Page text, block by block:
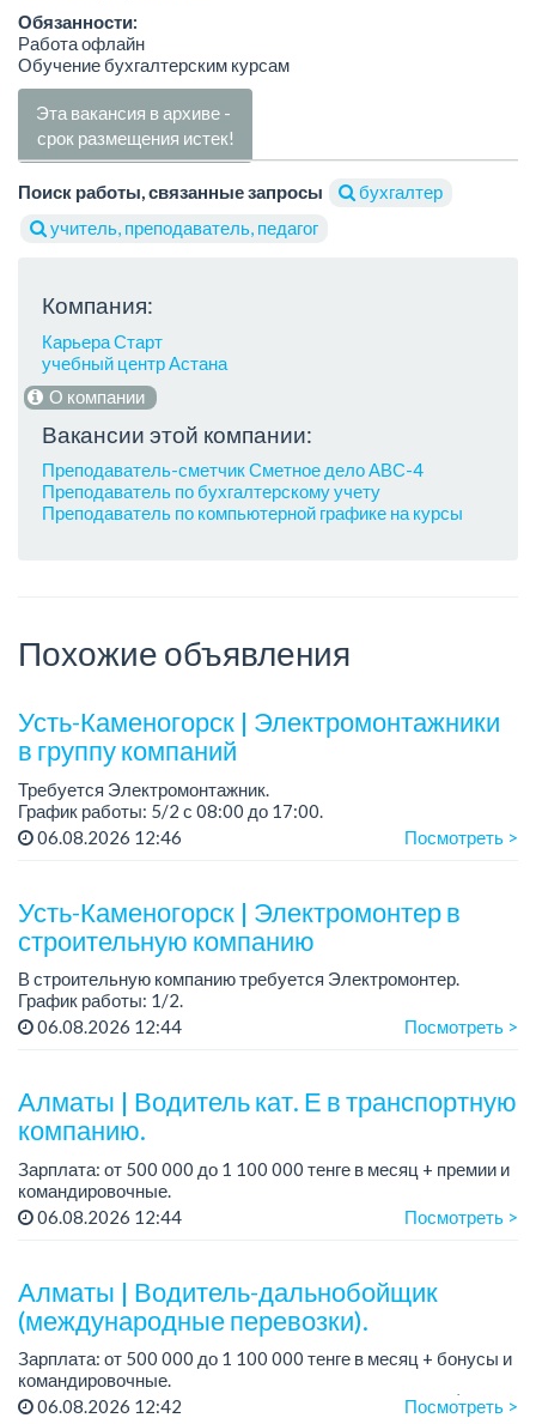
Обязанности:
Работа офлайн
Обучение бухгалтерским курсам
Эта вакансия в архиве -
срок размещения истек!
Поиск работы, связанные запросы
бухгалтер
учитель, преподаватель, педагог
Компания:
Карьера Старт
учебный центр Астана
О компании
Вакансии этой компании:
Преподаватель-сметчик Сметное дело АВС-4
Преподаватель по бухгалтерскому учету
Преподаватель по компьютерной графике на курсы
Похожие объявления
Усть-Каменогорск | Электромонтажники
в группу компаний
Требуется Электромонтажник.
График работы: 5/2 с 08:00 до 17:00.
Требования:
06.08.2026 12:46 Посмотреть >
Усть-Каменогорск | Электромонтер в
строительную компанию
В строительную компанию требуется Электромонтер.
График работы: 1/2.
Зарплата: 350 000 тенге на карту банка.
06.08.2026 12:44 Посмотреть >
Алматы | Водитель кат. Е в транспортную
компанию.
Зарплата: от 500 000 до 1 100 000 тенге в месяц + премии и
командировочные.
Условия: постоянная занятость, бонусы и премии за
качественную работу, комфортные условия, современный
06.08.2026 12:44 Посмотреть >
Алматы | Водитель-дальнобойщик
(международные перевозки).
Зарплата: от 500 000 до 1 100 000 тенге в месяц + бонусы и
командировочные.
Требования: права категории Е, опыт работы от 3 лет (опыт
06.08.2026 12:42 Посмотреть >